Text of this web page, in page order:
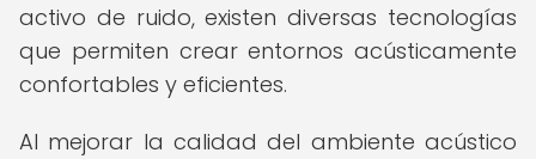
activo de ruido, existen diversas tecnologías
que permiten crear entornos acústicamente
confortables y eficientes.
Al mejorar la calidad del ambiente acústico